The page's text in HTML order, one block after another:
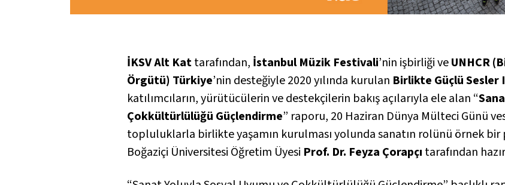
İKSV Alt Kattarafından, İstanbul Müzik Festivali’nin işbirliği veUNHCR
Örgütü) Türkiye’nin desteğiyle 2020 yılında kurulan Birlikte Güçlü Sesler
katılımcıların, yürütücülerin ve destekçilerin bakış açılarıyla ele alan “
Çokkültürlülüğü Güçlendirme” raporu, 20 Haziran Dünya Mülteci Günü
topluluklarla birlikte yaşamın kurulması yolunda sanatın rolünü örnek
Boğaziçi Üniversitesi Öğretim Üyesi Prof. Dr. Feyza Çorapçı tarafından